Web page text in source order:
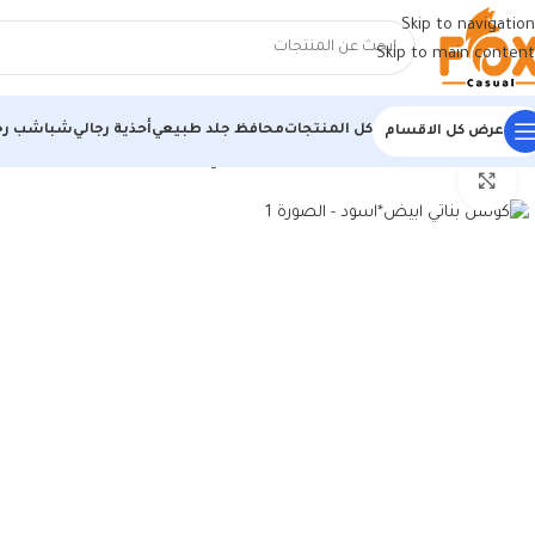
Skip to navigation
Skip to main content
عرض كل الاقسام كل المنتجاتمحافظ جلد طبيعيأحذية رجاليشباشب
الرئيسية/حريمي/كوتشي حريمي